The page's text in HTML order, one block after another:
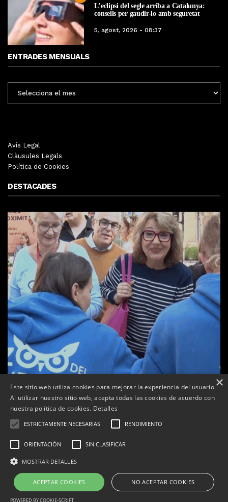
L’eclipsi del segle arriba a Catalunya:
consells per gaudir-lo amb seguretat
5, agost, 2026 - 08:37
ENTRADES MENSUALS
MENSUALS
Avís Legal
Clàusules Legals
Política de Cookies
DESTACADES
Tàrrega celebra la 25a Fira del Medi Ambient
Per Tàrrega Televisió 18, octubre, 2025 - 12:26
Correu electrònic:info@tarrega.tv
Telèfons: 648 45 71 14 | 669 32 28 46
×
Este sitio web utiliza cookies para mejorar la experiencia del usuario.
Al utilizar nuestro sitio web, acepta todas las cookies de acuerdo con
nuestra política de cookies. Detalles
ESTRICTAMENTE NECESARIAS RENDIMIENTO
ORIENTACIÓN SIN CLASIFICAR
MOSTRAR DETALLES
ACEPTAR COOKIES NO ACEPTAR COOKIES
POWERED BY COOKIE-SCRIPT